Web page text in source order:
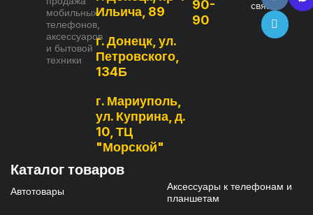
мобильных
телефонов,
аксессуаров
и бытовой
техники
Ильича, 89
г. Донецк, ул.
Петровского,
134Б
г. Мариуполь,
ул. Куприна, д.
10, ТЦ
"Морской"
90-
90
связь
Каталог товаров
Автотовары
Аксессуары к телефонам и
планшетам